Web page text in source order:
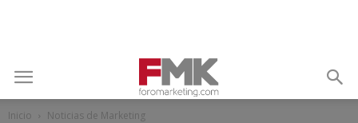
Inicio Noticias de Marketing